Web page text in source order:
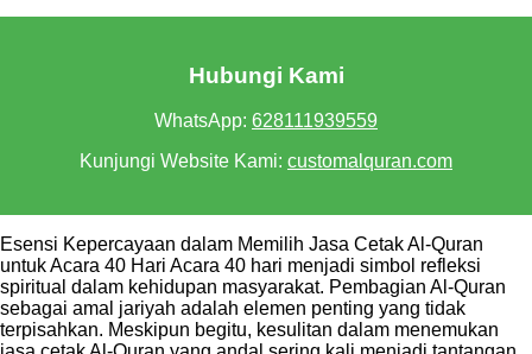
Hubungi Kami
WhatsApp: 628111939559
Kunjungi Website Kami: customalquran.com
Esensi Kepercayaan dalam Memilih Jasa Cetak Al-Quran
untuk Acara 40 Hari Acara 40 hari menjadi simbol refleksi
spiritual dalam kehidupan masyarakat. Pembagian Al-Quran
sebagai amal jariyah adalah elemen penting yang tidak
terpisahkan. Meskipun begitu, kesulitan dalam menemukan